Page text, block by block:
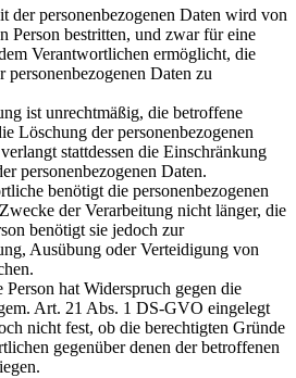
der personenbezogenen Daten wird von
Person bestritten, und zwar für eine
Verantwortlichen ermöglicht, die
personenbezogenen Daten zu
ist unrechtmäßig, die betroffene
Löschung der personenbezogenen
stattdessen die Einschränkung
personenbezogenen Daten.
benötigt die personenbezogenen
der Verarbeitung nicht länger, die
benötigt sie jedoch zur
Ausübung oder Verteidigung von
hat Widerspruch gegen die
Art. 21 Abs. 1 DS-GVO eingelegt
nicht fest, ob die berechtigten Gründe
gegenüber denen der betroffenen